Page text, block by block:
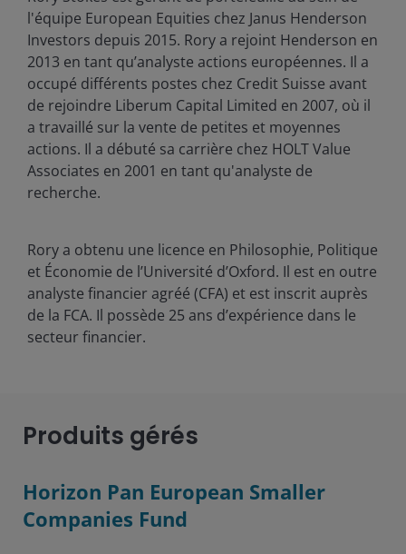
l'équipe European Equities chez Janus Henderson
Investors depuis 2015. Rory a rejoint Henderson en
2013 en tant qu’analyste actions européennes. Il a
occupé différents postes chez Credit Suisse avant
de rejoindre Liberum Capital Limited en 2007, où il
a travaillé sur la vente de petites et moyennes
actions. Il a débuté sa carrière chez HOLT Value
Associates en 2001 en tant qu'analyste de
recherche.
Rory a obtenu une licence en Philosophie, Politique
et Économie de l’Université d’Oxford. Il est en outre
analyste financier agréé (CFA) et est inscrit auprès
de la FCA. Il possède 25 ans d’expérience dans le
secteur financier.
Produits gérés
Horizon Pan European Smaller
Companies Fund